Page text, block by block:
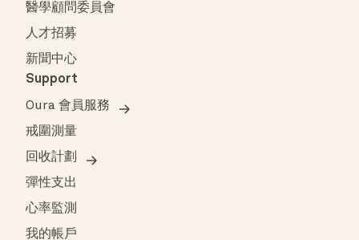
醫學顧問委員會
人才招募
新聞中心
Support
Oura 會員服務
戒圍測量
回收計劃
彈性支出
心率監測
我的帳戶